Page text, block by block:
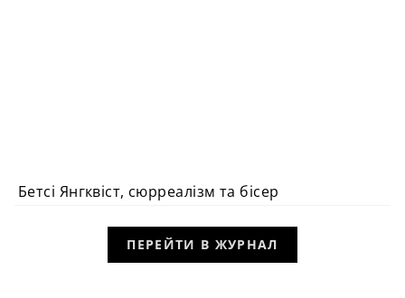
Бетсі Янгквіст, сюрреалізм та бісер
ПЕРЕЙТИ В ЖУРНАЛ